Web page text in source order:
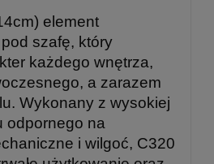
element
szafę, który
każdego wnętrza,
a zarazem
Wykonany z wysokiej
odpornego na
i wilgoć, C320